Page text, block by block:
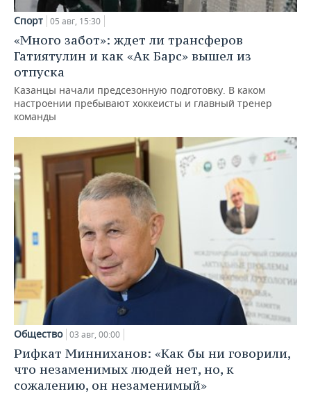
Спорт 05 авг, 15:30
«Много забот»: ждет ли трансферов
Гатиятулин и как «Ак Барс» вышел из
отпуска
Казанцы начали предсезонную подготовку. В каком
настроении пребывают хоккеисты и главный тренер
команды
Общество 03 авг, 00:00
Рифкат Минниханов: «Как бы ни говорили,
что незаменимых людей нет, но, к
сожалению, он незаменимый»